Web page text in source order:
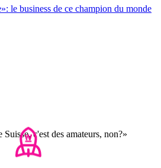
le business de ce champion du monde
c'est des amateurs, non?»